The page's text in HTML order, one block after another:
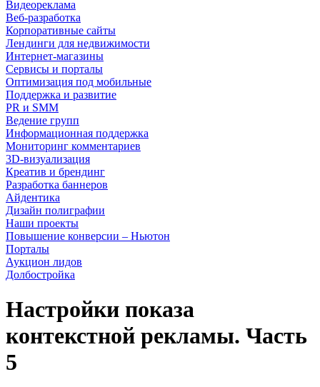
Видеореклама
Веб-разработка
Корпоративные сайты
Лендинги для недвижимости
Интернет-магазины
Сервисы и порталы
Оптимизация под мобильные
Поддержка и развитие
PR и SMM
Ведение групп
Информационная поддержка
Мониторинг комментариев
3D-визуализация
Креатив и брендинг
Разработка баннеров
Айдентика
Дизайн полиграфии
Наши проекты
Повышение конверсии – Ньютон
Порталы
Аукцион лидов
Долбостройка
Настройки показа
контекстной рекламы. Часть
5